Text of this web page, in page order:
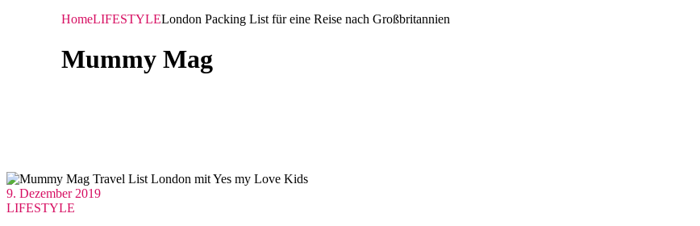
HomeLIFESTYLELondon Packing List für eine Reise nach Großbritannien
Mummy Mag
9. Dezember 2019
LIFESTYLE